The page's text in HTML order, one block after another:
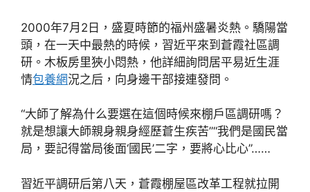
2000年7月2日，盛夏時節的福州盛暑炎熱。驕陽當
頭，在一天中最熱的時候，習近平來到蒼霞社區調
研。木板房里狹小悶熱，他詳細詢問居平易近生涯
情包養網況之后，向身邊干部接連發問。
“大師了解為什么要選在這個時候來棚戶區調研嗎？
就是想讓大師親身親身經歷蒼生疾苦”“我們是國民當
局，要記得當局後面‘國民’二字，要將心比心”……
習近平調研后第八天，蒼霞棚屋區改革工程就拉開